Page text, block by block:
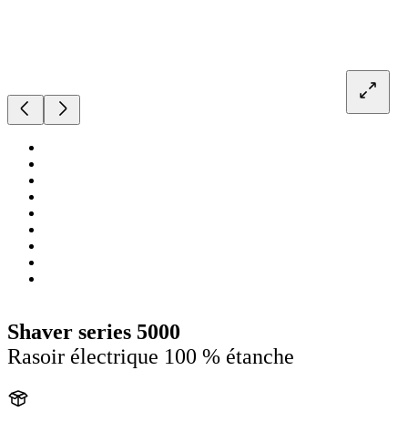
Shaver series 5000
Rasoir électrique 100 % étanche